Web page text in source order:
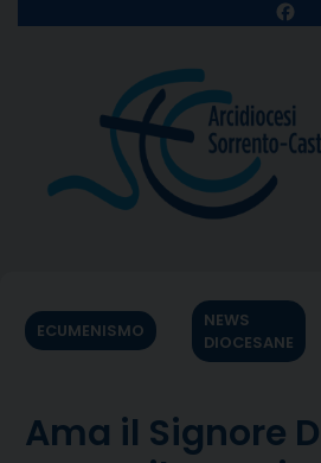
ECUMENISMO
NEWS
DIOCESANE
Ama il Signore